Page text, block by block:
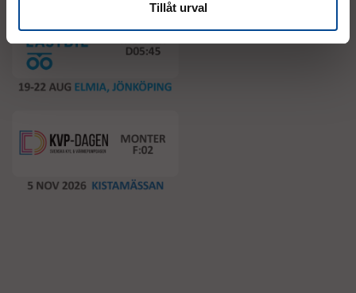
Tillåt urval